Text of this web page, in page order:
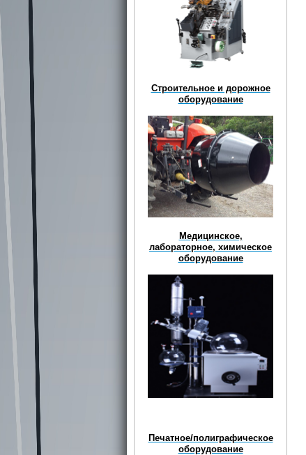
Строительное и дорожное
оборудование
Медицинское,
лабораторное, химическое
оборудование
Печатное/полиграфическое
оборудование